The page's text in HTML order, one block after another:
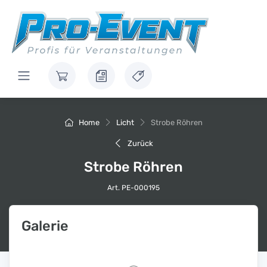
Home Licht Strobe Röhren
Zurück
Strobe Röhren
Art. PE-000195
Galerie